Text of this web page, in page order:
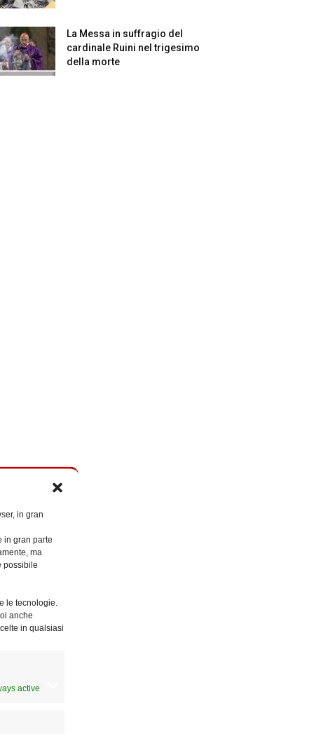
in gran
in gran parte
ma
possibile
le tecnologie.
anche
in qualsiasi
active
La Messa in suffragio del
cardinale Ruini nel trigesimo
della morte